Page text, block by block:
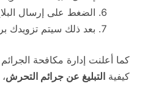
الضغط على إرسال
بعد ذلك سيتم تزويدك
كما أعلنت إدارة مكافحة
كيفية التبليغ عن جرائم التحرش